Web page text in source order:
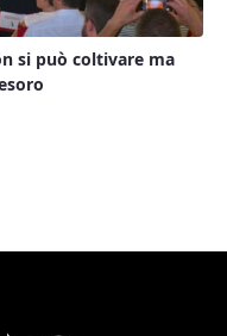
si può coltivare ma